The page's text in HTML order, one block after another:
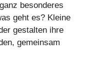
besonderes
geht es? Kleine
gestalten ihre
gemeinsam